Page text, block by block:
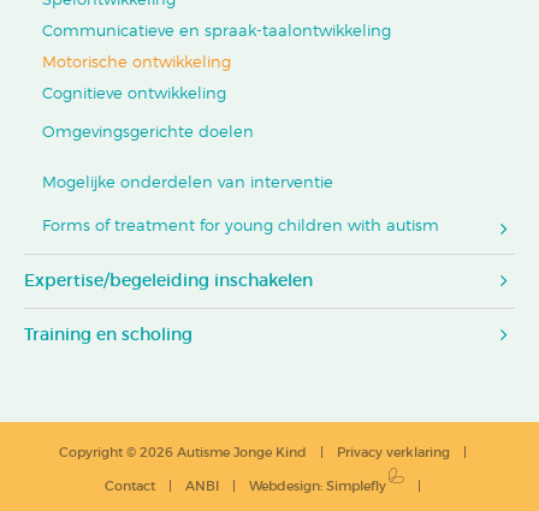
Communicatieve en spraak-taalontwikkeling
Motorische ontwikkeling
Cognitieve ontwikkeling
Omgevingsgerichte doelen
Mogelijke onderdelen van interventie
Forms of treatment for young children with autism
Expertise/begeleiding inschakelen
Training en scholing
Copyright © 2026 Autisme Jonge Kind Privacy verklaring
Contact ANBI Webdesign: Simplefly